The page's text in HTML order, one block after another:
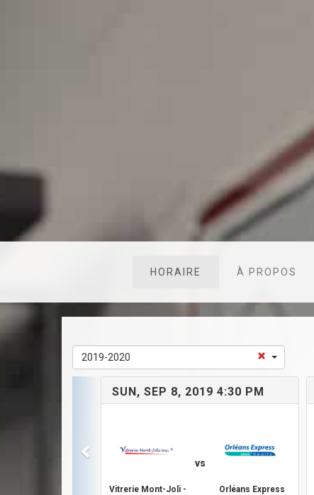
HORAIRE À PROPOS
2019-2020
SUN, SEP 8, 2019 4:30 PM
Vitrerie Mont-Joli -
vs
Orléans Express